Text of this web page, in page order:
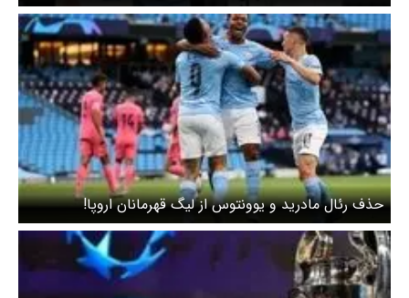
حذف رئال مادرید و یوونتوس از لیگ قهرمانان اروپا!